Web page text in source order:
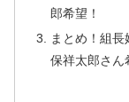
郎希望！
まとめ！組
保祥太郎さん